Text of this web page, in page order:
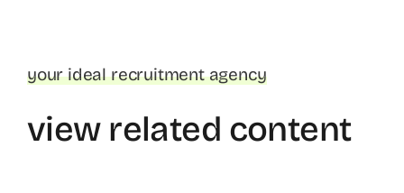
your ideal recruitment agency
view related content